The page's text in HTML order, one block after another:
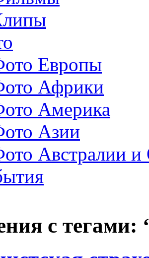
Европы
Африки
Америка
Азии
Австралии и
с тегами: